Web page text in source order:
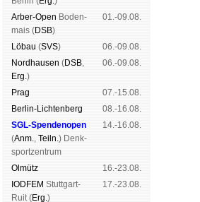
Arber-Open Boden­
mais (DSB)
01.-09.08.
Lö­bau (SVS)
06.-09.08.
Nord­hau­sen (DSB,
Erg.)
06.-09.08.
Prag
07.-15.08.
Berlin-Lich­ten­berg
08.-16.08.
SGL-Spenden­open
(Anm., Teiln.) Denk­
sport­zen­trum
14.-16.08.
Ol­mütz
16.-23.08.
IODFEM Stutt­gart-
Ruit (Erg.)
17.-23.08.